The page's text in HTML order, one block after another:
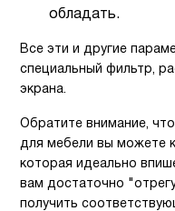
обладать.
Все эти и другие
специальный фильтр,
экрана.
Обратите внимание,
для мебели вы можете
которая идеально
вам достаточно
получить